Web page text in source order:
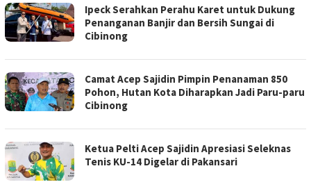
Ipeck Serahkan Perahu Karet untuk Dukung
Penanganan Banjir dan Bersih Sungai di
Cibinong
Camat Acep Sajidin Pimpin Penanaman 850
Pohon, Hutan Kota Diharapkan Jadi Paru-paru
Cibinong
Ketua Pelti Acep Sajidin Apresiasi Seleknas
Tenis KU-14 Digelar di Pakansari